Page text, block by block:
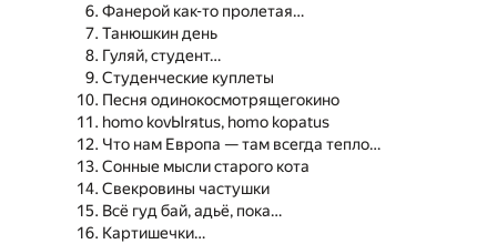
Фанерой как-то пролетая…
Танюшкин день
Гуляй, студент…
Студенческие куплеты
Песня одинокосмотрящегокино
homo kovЫrяtus, homo kopatus
Что нам Европа — там всегда тепло…
Сонные мысли старого кота
Свекровины частушки
Всё гуд бай, адьё, пока…
Картишечки…